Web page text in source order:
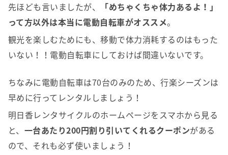
先ほども言いましたが、
「めちゃくちゃ体力あるよ！」
って方以外は本当に電動自転車がオススメ。
観光を楽しむためにも、移動で体力消耗するのはもった
いない！！電動自転車にしておけば間違いないです。
ちなみに電動自転車は70台のみのため、行楽シーズンは
早めに行ってレンタルしましょう！
明日香レンタサイクルのホームページをスマホから見る
と、 一台あたり200円割り引いてくれるクーポンがある
ので、それも必ず使いましょう！